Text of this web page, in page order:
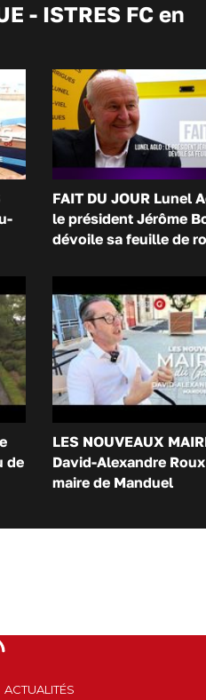
- ISTRES FC en
FAIT DU JOUR Lunel
le président Jérôme
dévoile sa feuille de
de
LES NOUVEAUX
David-Alexandre
maire de Manduel
ACTUALITÉS